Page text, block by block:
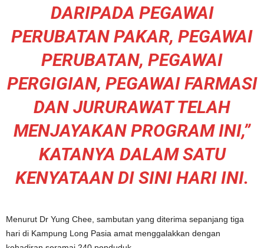
DARIPADA PEGAWAI
PERUBATAN PAKAR, PEGAWAI
PERUBATAN, PEGAWAI
PERGIGIAN, PEGAWAI FARMASI
DAN JURURAWAT TELAH
MENJAYAKAN PROGRAM INI,”
KATANYA DALAM SATU
KENYATAAN DI SINI HARI INI.
Menurut Dr Yung Chee, sambutan yang diterima sepanjang tiga
hari di Kampung Long Pasia amat menggalakkan dengan